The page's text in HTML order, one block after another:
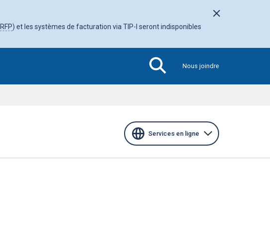
Fermer l'avis
RFP) et les systèmes de facturation via TIP-I seront indisponibles
Nous joindre
Services en ligne
Section
active